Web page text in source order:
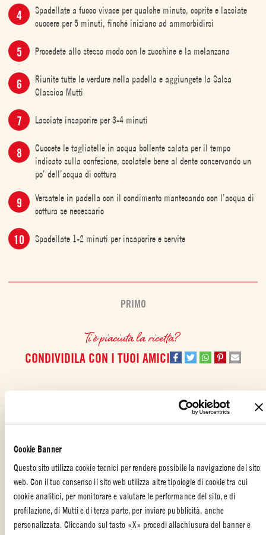
Cookie Banner
Questo sito utilizza cookie tecnici per rendere possibile la navigazione del sito
web. Con il tuo consenso il sito web utilizza altre tipologie di cookie tra cui
cookie analitici, per monitorare e valutare le performance del sito, e di
profilazione, di Mutti e di terza parte, per inviare pubblicità, anche
personalizzata. Cliccando sul tasto «X» procedi allachiusura del banner e
Spadellate a fuoco vivace per qualche minuto, coprite e lasciate
cuocere per 5 minuti, finché iniziano ad ammorbidirsi
Procedete allo stesso modo con le zucchine e la melanzana
Riunite tutte le verdure nella padella e aggiungete la Salsa
Classica Mutti
Lasciate insaporire per 3-4 minuti
Cuocete le tagliatelle in acqua bollente salata per il tempo
indicato sulla confezione, scolatele bene al dente conservando un
po’ dell’acqua di cottura
Versatele in padella con il condimento mantecando con l’acqua di
cottura se necessario
Spadellate 1-2 minuti per insaporire e servite
PRIMO
Ti è piaciuta la ricetta?
CONDIVIDILA CON I TUOI AMICI
ALTRE RICETTE REALIZZATE CON